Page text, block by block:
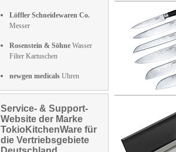
Löffler Schneidewaren Co.
Messer
Rosenstein & Söhne Wasser
Filter Kartuschen
newgen medicals Uhren
Service- & Support-
Website der Marke
TokioKitchenWare für
die Vertriebsgebiete